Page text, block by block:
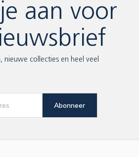
aan voor
nieuwe collecties en heel veel
Abonneer